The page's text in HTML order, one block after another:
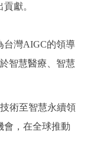
獻。
台灣AIGC的領導
智慧醫療、智慧
術至智慧永續領
會，在全球推動